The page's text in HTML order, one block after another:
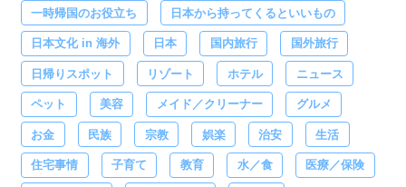
一時帰国のお役立ち 日本から持ってくるといいもの
日本文化 in 海外 日本 国内旅行 国外旅行
日帰りスポット リゾート ホテル ニュース
ペット 美容 メイド／クリーナー グルメ
お金 民族 宗教 娯楽 治安 生活
住宅事情 子育て 教育 水／食 医療／保険